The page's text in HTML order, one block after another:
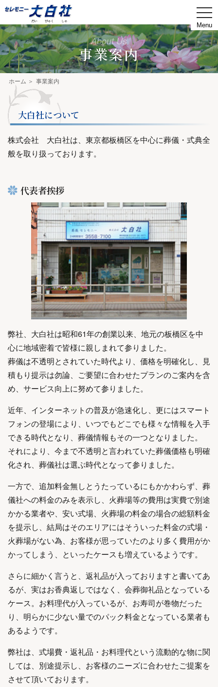
About Us
事業案内
ホーム 事業案内
大白社について
株式会社 大白社は、東京都板橋区を中心に葬儀・式典全
般を取り扱っております。
代表者挨拶
弊社、大白社は昭和61年の創業以来、地元の板橋区を中
心に地域密着で皆様に親しまれて参りました。
葬儀は不透明とされていた時代より、価格を明確化し、見
積もり提示は勿論、ご要望に合わせたプランのご案内を含
め、サービス向上に努めて参りました。
近年、インターネットの普及が急速化し、更にはスマート
フォンの登場により、いつでもどこでも様々な情報を入手
できる時代となり、葬儀情報もその一つとなりました。
それにより、今まで不透明と言われていた葬儀価格も明確
化され、葬儀社は選ぶ時代となって参りました。
一方で、追加料金無しとうたっているにもかかわらず、葬
儀社への料金のみを表示し、火葬場等の費用は実費で別途
かかる業者や、安い式場、火葬場の料金の場合の総額料金
を提示し、結局はそのエリアにはそういった料金の式場・
火葬場がない為、お客様が思っていたのより多く費用がか
かってしまう、といったケースも増えているようです。
さらに細かく言うと、返礼品が入っておりますと書いてあ
るが、実はお香典返しではなく、会葬御礼品となっている
ケース。お料理代が入っているが、お寿司が巻物だった
り、明らかに少ない量でのパック料金となっている業者も
あるようです。
弊社は、式場費・返礼品・お料理代という流動的な物に関
しては、別途提示し、お客様のニーズに合わせたご提案を
させて頂いております。